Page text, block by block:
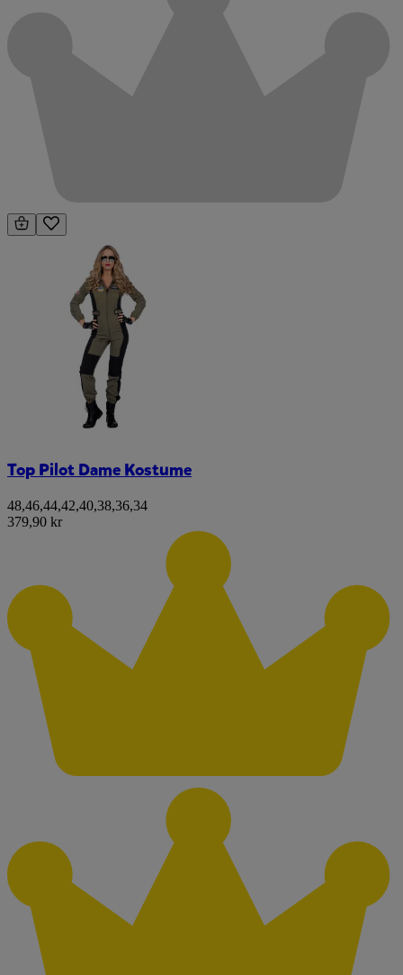
Top Pilot Dame Kostume
48,46,44,42,40,38,36,34
379,90 kr